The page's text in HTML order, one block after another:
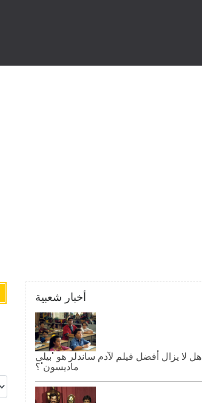
أخبار شعبية
هل لا يزال أفضل فيلم لآدم ساندلر هو 'بيلي
ماديسون'؟